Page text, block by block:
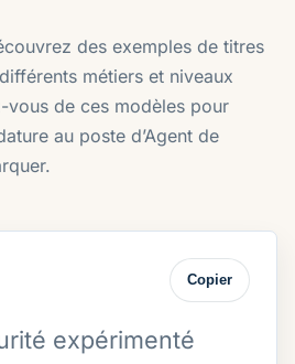
des exemples de titres
métiers et niveaux
vous de ces modèles pour
au poste d’Agent de
Copier
expérimenté